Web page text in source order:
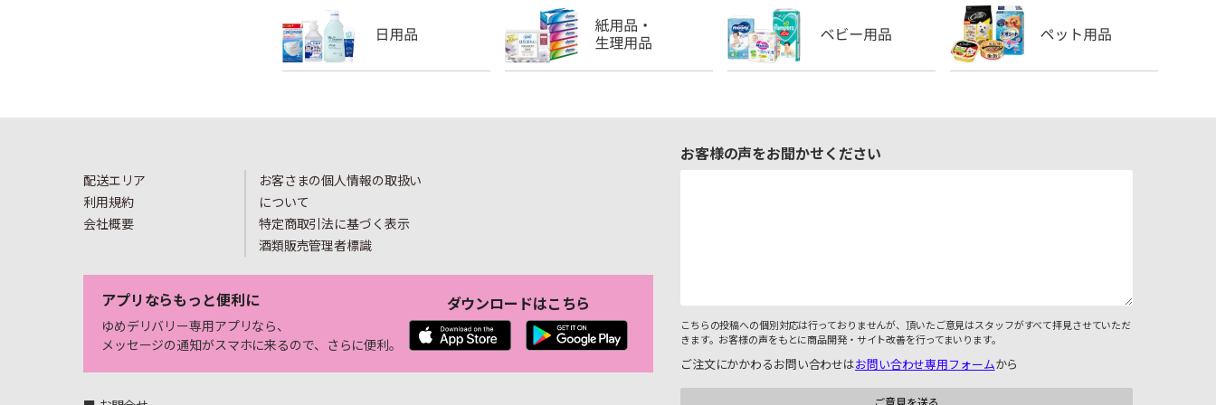
配送エリア
利用規約
会社概要
お客さまの個人情報の取扱い
について
特定商取引法に基づく表示
酒類販売管理者標識
アプリならもっと便利に
ゆめデリバリー専用アプリなら、
メッセージの通知がスマホに来るので、さらに便利。
ダウンロードはこちら
お客様の声をお聞かせください
こちらの投稿への個別対応は行っておりませんが、頂いたご意見はスタッフがすべて拝見させていただ
きます。お客様の声をもとに商品開発・サイト改善を行ってまいります。
ご注文にかかわるお問い合わせはお問い合わせ専用フォームから